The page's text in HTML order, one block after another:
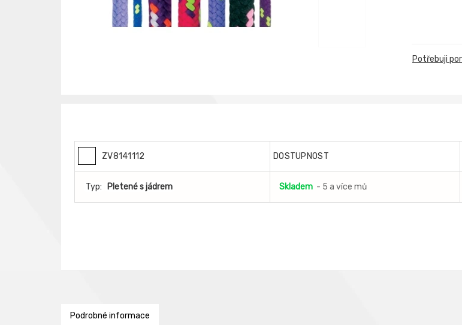
Potřebuji
ZV8141112 DOSTUPNOST
Typ: Pletené s jádrem Skladem - 5 a více mů
Podrobné informace